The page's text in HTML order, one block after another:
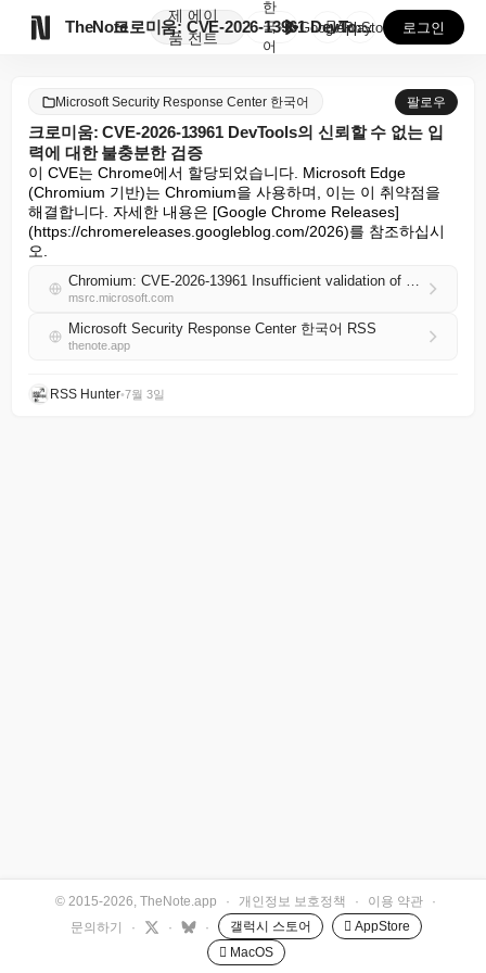
TheNote
제
품
에이
전트
크로미움: CVE-2026-13961 DevTools의...
한
국
어
GooglePlay
AppStore 로그인
Microsoft Security Response Center 한국어 팔로우
크로미움: CVE-2026-13961 DevTools의 신뢰할 수 없는 입
력에 대한 불충분한 검증
이 CVE는 Chrome에서 할당되었습니다. Microsoft Edge
(Chromium 기반)는 Chromium을 사용하며, 이는 이 취약점을
해결합니다. 자세한 내용은 [Google Chrome Releases]
(https://chromereleases.googleblog.com/2026)를 참조하십시
오.
Chromium: CVE-2026-13961 Insufficient validation of untrusted input in DevTools
msrc.microsoft.com
Microsoft Security Response Center 한국어 RSS
thenote.app
RSS Hunter•7월 3일
© 2015-2026, TheNote.app · 개인정보 보호정책 · 이용 약관
·
문의하기
· · · 갤럭시 스토어
 AppStore
 MacOS